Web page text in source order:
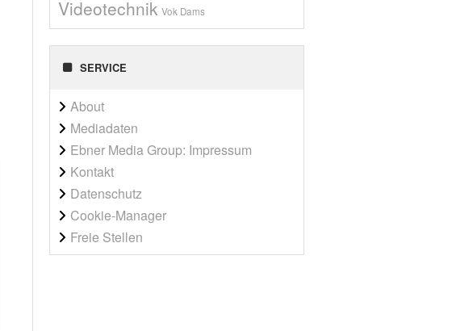
Videotechnik Vok Dams
SERVICE
About
Mediadaten
Ebner Media Group: Impressum
Kontakt
Datenschutz
Cookie-Manager
Freie Stellen